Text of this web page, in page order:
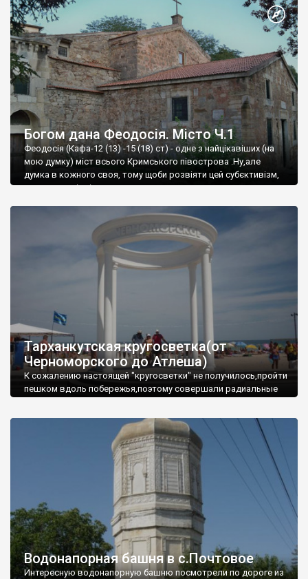
Богом дана Феодосія. Місто Ч.1
Феодосія (Кафа-12 (13) -15 (18) ст) - одне з найцікавіших (на
мою думку) міст всього Кримського півострова .Ну,але
думка в кожного своя, тому щоби розвіяти цей субєктивізм,
запрошую відвідати це
Тарханкутская кругосветка(от
Черноморского до Атлеша)
К сожалению настоящей "кругосветки" не получилось,пройти
пешком вдоль побережья,поэтому совершали радиальные
Водонапорная башня в с.Почтовое
Интересную водонапорную башню посмотрели по дороге из